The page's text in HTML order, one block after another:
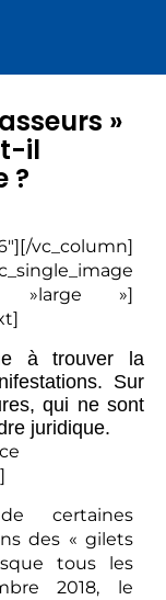
»
il
?
vc_column]
»large »]
à trouver la
Sur
qui ne sont
juridique.
certaines
des « gilets
tous les
2018, le